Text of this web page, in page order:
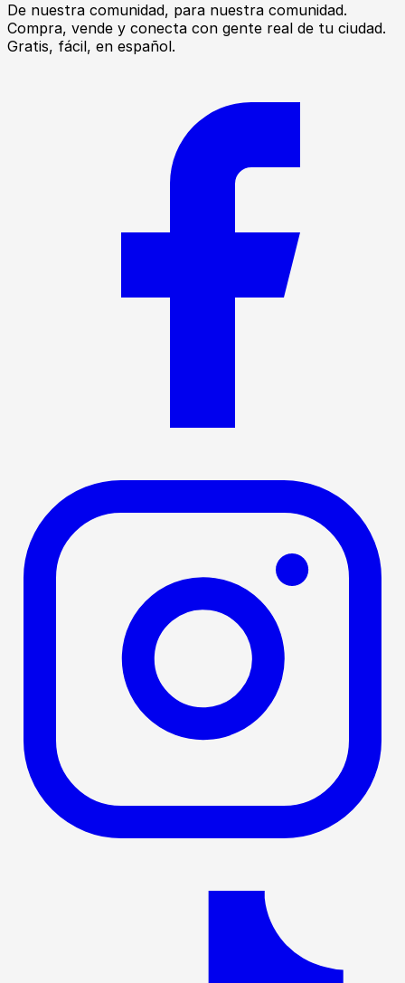
De nuestra comunidad, para nuestra comunidad.
Compra, vende y conecta con gente real de tu ciudad.
Gratis, fácil, en español.